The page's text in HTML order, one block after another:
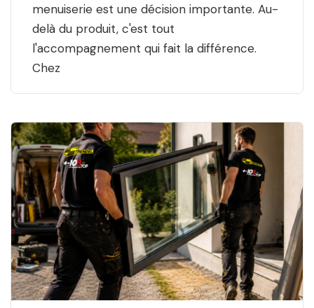
menuiserie est une décision importante. Au-
delà du produit, c'est tout
l'accompagnement qui fait la différence.
Chez